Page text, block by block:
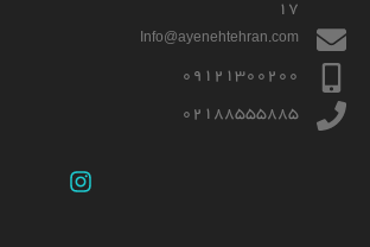
17
Info@ayenehtehran.com
09121300200
02188555885